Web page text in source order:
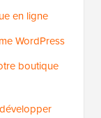
en ligne
WordPress
boutique